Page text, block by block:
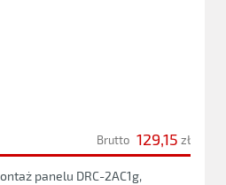
zł
129,15
Brutto
panelu DRC-2AC1g,